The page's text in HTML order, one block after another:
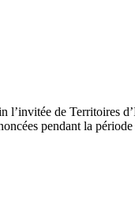
de Territoires
pendant la période